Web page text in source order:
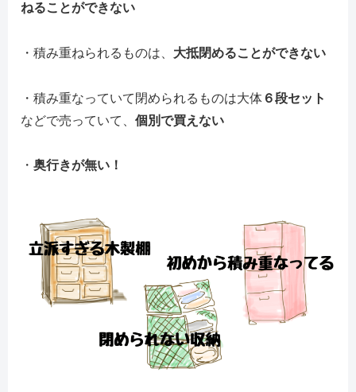
ねることができない
・積み重ねられるものは、 大抵閉めることができない
・積み重なっていて閉められるものは大体 ６段セット
などで売っていて、 個別で買えない
・ 奥行きが無い！